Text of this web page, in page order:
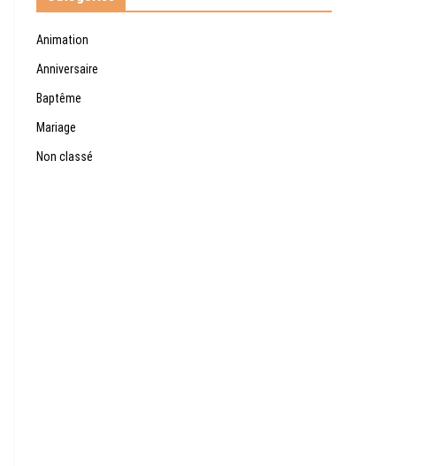
Animation
Anniversaire
Baptême
Mariage
Non classé